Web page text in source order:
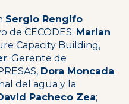
Sergio Rengifo
de CECODES; Marian
Capacity Building,
; Gerente de
Dora Moncada;
del agua y la
Pacheco Zea;